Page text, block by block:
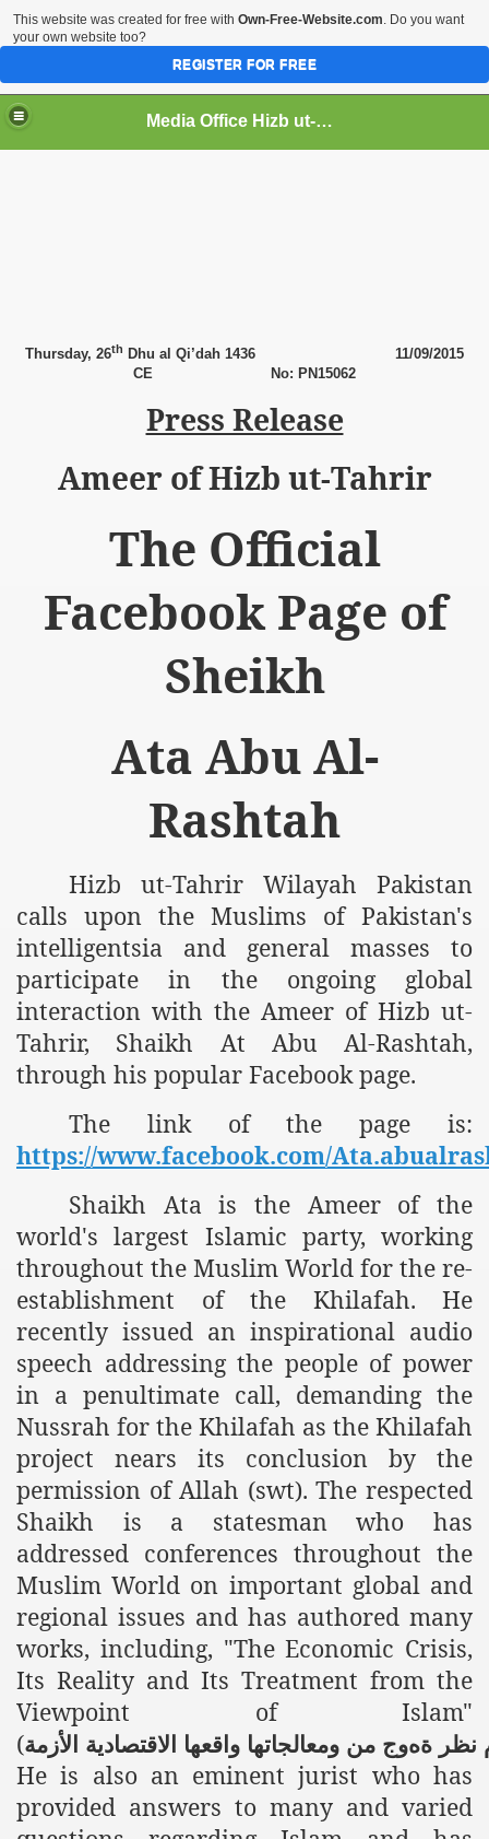
Media Office Hizb ut-Tahrir Pakistan
Thursday, 26th Dhu al Qi’dah 1436 11/09/2015
CE
No: PN15062
Press Release
Ameer of Hizb ut-Tahrir
The Official
Facebook Page of
Sheikh
Ata Abu Al-
Rashtah
Hizb ut-Tahrir Wilayah Pakistan
calls upon the Muslims of Pakistan's
intelligentsia and general masses to
participate in the ongoing global
interaction with the Ameer of Hizb ut-
Tahrir, Shaikh At Abu Al-Rashtah,
through his popular Facebook page.
The link of the page is:
https://www.facebook.com/
Shaikh Ata is the Ameer of the
world's largest Islamic party, working
throughout the Muslim World for the re-
establishment of the Khilafah. He
recently issued an inspirational audio
speech addressing the people of power
in a penultimate call, demanding the
Nussrah for the Khilafah as the Khilafah
project nears its conclusion by the
permission of Allah (swt). The respected
Shaikh is a statesman who has
addressed conferences throughout the
Muslim World on important global and
regional issues and has authored many
works, including, "The Economic Crisis,
Its Reality and Its Treatment from the
Viewpoint of Islam"
(الأزمة الاقتصادية واقعها ومعالجاتها من وجهة نظر
He is also an eminent jurist who has
provided answers to many and varied
with India
Building to Afghanistan
Tactical weapons
Muslim Countries Military Alliance
Kurram Agency
of Islam launched
Press Conference
on Riba
Because They Love Islam
Memorandum at Uzbek Embassy
Wilayah Pakistan
Syria
of the Khilafah are Abducted the Dawn of Khilafah is
This website was created for free with Own-Free-Website.com. Do you want
your own website too?
REGISTER FOR FREE